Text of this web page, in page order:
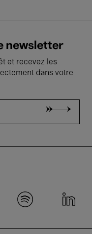
newsletter
et recevez les
dans votre